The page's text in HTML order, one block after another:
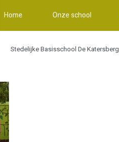
Home Onze school
Stedelijke Basisschool De Katersberg